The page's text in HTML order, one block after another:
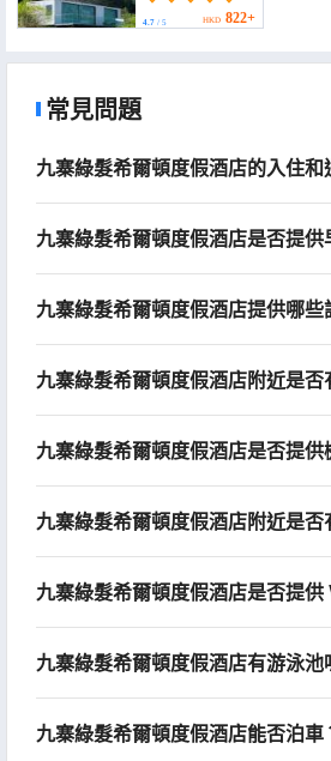
4.7 / 5 HKD 822+
常見問題
九寨綠髮希爾頓度假酒店的入住和
九寨綠髮希爾頓度假酒店是否提供
九寨綠髮希爾頓度假酒店提供哪些
九寨綠髮希爾頓度假酒店附近是否
九寨綠髮希爾頓度假酒店是否提供
九寨綠髮希爾頓度假酒店附近是否
九寨綠髮希爾頓度假酒店是否提供
九寨綠髮希爾頓度假酒店有游泳池
九寨綠髮希爾頓度假酒店能否泊車